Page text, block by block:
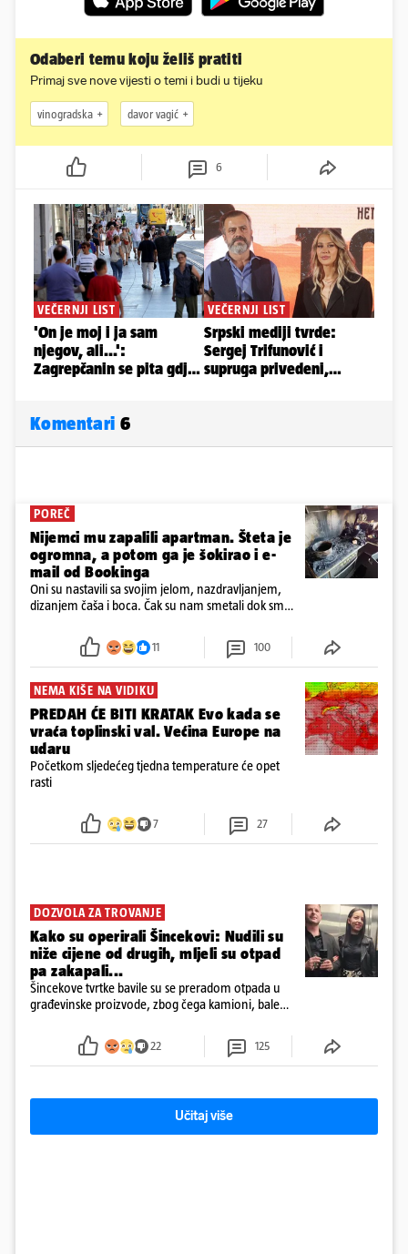
Odaberi temu koju želiš pratiti
Primaj sve nove vijesti o temi i budi u tijeku
vinogradska davor vagić
6
Komentari 6
POREČ
Nijemci mu zapalili apartman. Šteta je
ogromna, a potom ga je šokirao i e-
mail od Bookinga
Oni su nastavili sa svojim jelom, nazdravljanjem,
dizanjem čaša i boca. Čak su nam smetali dok smo
požar, rekao je vlasnik
11 100
NEMA KIŠE NA VIDIKU
PREDAH ĆE BITI KRATAK Evo kada se
vraća toplinski val. Većina Europe na
udaru
Početkom sljedećeg tjedna temperature će opet
rasti
7 27
DOZVOLA ZA TROVANJE
Kako su operirali Šincekovi: Nudili su
niže cijene od drugih, mljeli su otpad
pa zakapali...
Šincekove tvrtke bavile su se preradom otpada u
građevinske proizvode, zbog čega kamioni, bale
22 125
Učitaj više